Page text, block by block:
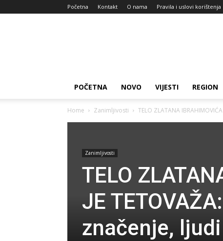
Početna Kontakt O nama Pravila i uslovi korištenja
POČETNA NOVO VIJESTI REGION
Home Zanimljivosti TELO ZLATANA
Zanimljivosti
TELO
JE
značenje,